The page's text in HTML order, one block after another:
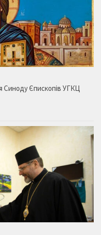
Синоду Єпископів УГКЦ